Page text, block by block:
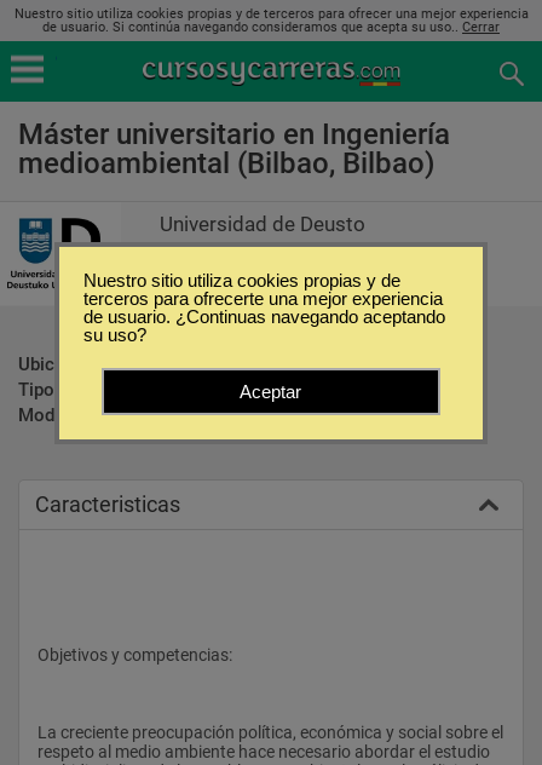
Nuestro sitio utiliza cookies propias y de terceros para ofrecer una mejor experiencia
de usuario. Si continúa navegando consideramos que acepta su uso.. Cerrar
Máster universitario en Ingeniería
medioambiental (Bilbao, Bilbao)
Universidad de Deusto
Ubicación:
Bilbao - Bilbao
Tipo:
Modalidad:
Presencial
Caracteristicas
Objetivos y competencias:
La creciente preocupación política, económica y social sobre el
respeto al medio ambiente hace necesario abordar el estudio
Nuestro sitio utiliza cookies propias y de
terceros para ofrecerte una mejor experiencia
de usuario. ¿Continuas navegando aceptando
su uso?
Aceptar